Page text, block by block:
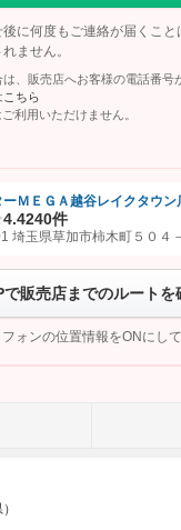
に何度もご連絡が届くこ
ません。
、販売店へお客様の電話番号
こちら
利用いただけません。
ーネットを友だち追加して
ボタンをタップして問い合
さい。
こちら
ーＭＥＧＡ越谷レイクタウン
4.4240件
埼玉県草加市柿木町５０４
で販売店までのルートを
ォンの位置情報をONにし